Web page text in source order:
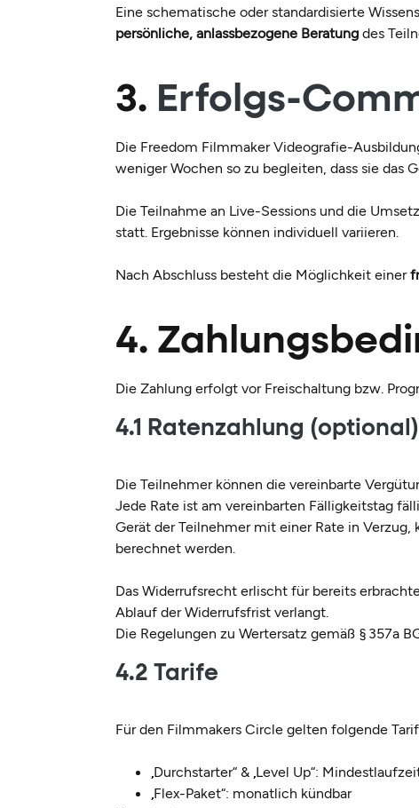
Eine schematische oder standardisierte
persönliche, anlassbezogene Beratung des
3. Erfolgs-
Die Freedom Filmmaker Videografie-
weniger Wochen so zu begleiten, dass sie das
Die Teilnahme an Live-Sessions und die
statt. Ergebnisse können individuell variieren.
Nach Abschluss besteht die Möglichkeit einer
4.
Die Zahlung erfolgt vor Freischaltung bzw.
4.1 Ratenzahlung (optional)
Die Teilnehmer können die vereinbarte
Jede Rate ist am vereinbarten Fälligkeitstag
Gerät der Teilnehmer mit einer Rate in
berechnet werden.
Das Widerrufsrecht erlischt für bereits
Ablauf der Widerrufsfrist verlangt.
Die Regelungen zu Wertersatz gemäß § 357a
4.2 Tarife
Für den Filmmakers Circle gelten folgende
„Durchstarter“ & „Level Up“:
„Flex-Paket“: monatlich kündbar